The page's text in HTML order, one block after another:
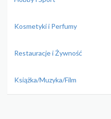
Kosmetyki i Perfumy
Restauracje i Żywność
Książka/Muzyka/Film